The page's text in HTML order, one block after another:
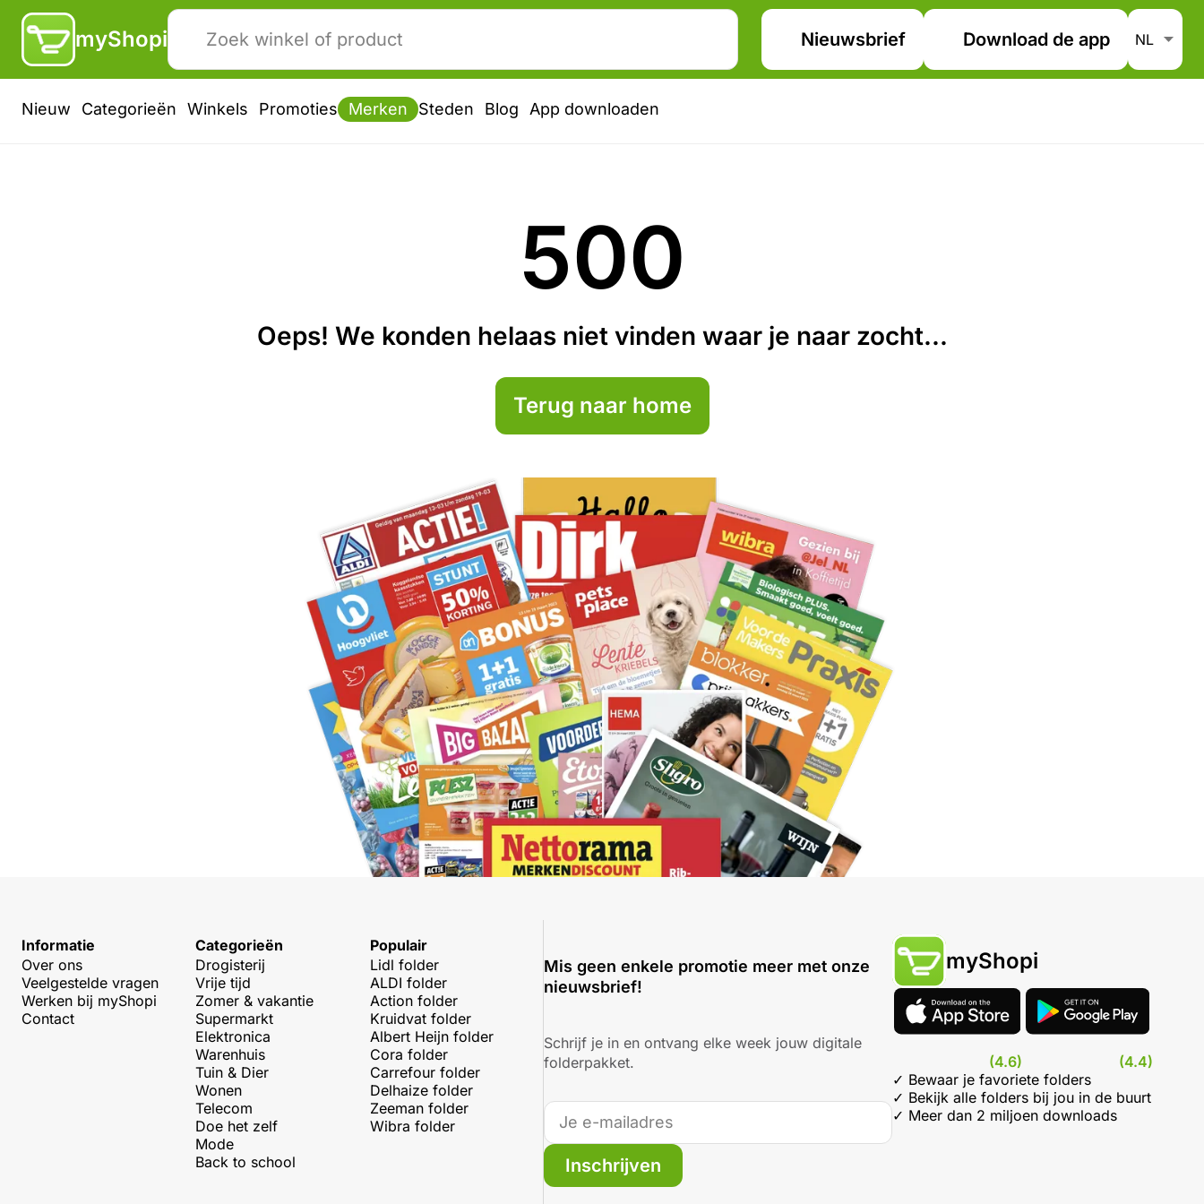
myShopi Nieuwsbrief Download de app
Nieuw Categorieën Winkels Promoties Merken Steden Blog App downloaden
500
Oeps! We konden helaas niet vinden waar je naar zocht...
Terug naar home
Informatie
Over ons
Veelgestelde vragen
Werken bij myShopi
Contact
Categorieën
Drogisterij
Vrije tijd
Zomer & vakantie
Supermarkt
Elektronica
Warenhuis
Tuin & Dier
Wonen
Telecom
Doe het zelf
Mode
Back to school
Populair
Lidl folder
ALDI folder
Action folder
Kruidvat folder
Albert Heijn folder
Cora folder
Carrefour folder
Delhaize folder
Zeeman folder
Wibra folder
Mis geen enkele promotie meer met onze
nieuwsbrief!
Schrijf je in en ontvang elke week jouw digitale
folderpakket.
Inschrijven
myShopi
(4.6)
(4.4)
✓ Bewaar je favoriete folders
✓ Bekijk alle folders bij jou in de buurt
✓ Meer dan 2 miljoen downloads